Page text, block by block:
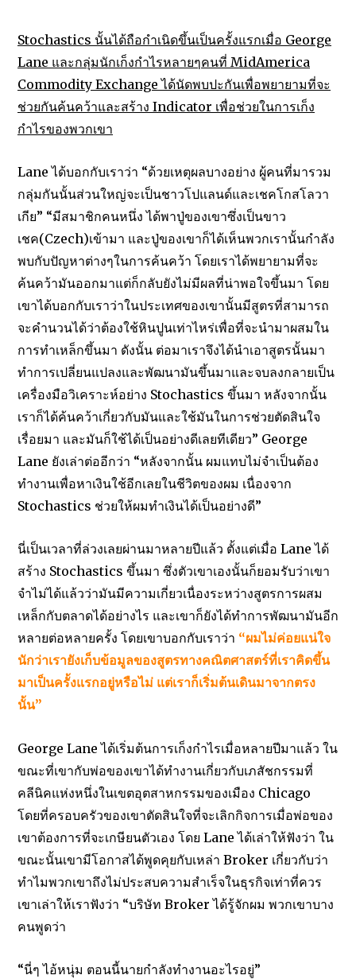
Stochastics นั้นได้ถือกำเนิดขึ้นเป็นครั้งแรกเมื่อ George
Lane และกลุ่มนักเก็งกำไรหลายๆคนที่ MidAmerica
Commodity Exchange ได้นัดพบปะกันเพื่อพยายามที่จะ
ช่วยกันค้นคว้าและสร้าง Indicator เพื่อช่วยในการเก็ง
กำไรของพวกเขา
Lane ได้บอกกับเราว่า “ด้วยเหตุผลบางอย่าง ผู้คนที่มารวม
กลุ่มกันนั้นส่วนใหญ่จะเป็นชาวโปแลนด์และเชคโกสโลวา
เกีย” “มีสมาชิกคนหนึ่ง ได้พาปู่ของเขาซึ่งเป็นขาว
เชค(Czech)เข้ามา และปู่ของเขาก็ได้เห็นพวกเรานั้นกำลัง
พบกับปัญหาต่างๆในการค้นคว้า โดยเราได้พยายามที่จะ
ค้นคว้ามันออกมาแต่ก็กลับยังไม่มีผลที่น่าพอใจขึ้นมา โดย
เขาได้บอกกับเราว่าในประเทศของเขานั้นมีสูตรที่สามารถ
จะคำนวนได้ว่าต้องใช้หินปูนเท่าไหร่เพื่อที่จะนำมาผสมใน
การทำเหล็กขึ้นมา ดังนั้น ต่อมาเราจึงได้นำเอาสูตรนั้นมา
ทำการเปลี่ยนแปลงและพัฒนามันขึ้นมาและจบลงกลายเป็น
เครื่องมือวิเคราะห์อย่าง Stochastics ขึ้นมา หลังจากนั้น
เราก็ได้ค้นคว้าเกี่ยวกับมันและใช้มันในการช่วยตัดสินใจ
เรื่อยมา และมันก็ใช้ได้เป็นอย่างดีเลยทีเดียว” George
Lane ยังเล่าต่ออีกว่า “หลังจากนั้น ผมแทบไม่จำเป็นต้อง
ทำงานเพื่อหาเงินใช้อีกเลยในชีวิตของผม เนื่องจาก
Stochastics ช่วยให้ผมทำเงินได้เป็นอย่างดี”
นี่เป็นเวลาที่ล่วงเลยผ่านมาหลายปีแล้ว ตั้งแต่เมื่อ Lane ได้
สร้าง Stochastics ขึ้นมา ซึ่งตัวเขาเองนั้นก็ยอมรับว่าเขา
จำไม่ได้แล้วว่ามันมีความเกี่ยวเนื่องระหว่างสูตรการผสม
เหล็กกับตลาดได้อย่างไร และเขาก็ยังได้ทำการพัฒนามันอีก
หลายต่อหลายครั้ง โดยเขาบอกกับเราว่า “ผมไม่ค่อยแน่ใจ
นักว่าเรายังเก็บข้อมูลของสูตรทางคณิตศาสตร์ที่เราคิดขึ้น
มาเป็นครั้งแรกอยู่หรือไม่ แต่เราก็เริ่มต้นเดินมาจากตรง
นั้น”
George Lane ได้เริ่มต้นการเก็งกำไรเมื่อหลายปีมาแล้ว ใน
ขณะที่เขากับพ่อของเขาได้ทำงานเกี่ยวกับเภสัชกรรมที่
คลีนิคแห่งหนึ่งในเขตอุตสาหกรรมของเมือง Chicago
โดยที่ครอบครัวของเขาตัดสินใจที่จะเลิกกิจการเมื่อพ่อของ
เขาต้องการที่จะเกษียนตัวเอง โดย Lane ได้เล่าให้ฟังว่า ใน
ขณะนั้นเขามีโอกาสได้พูดคุยกับเหล่า Broker เกี่ยวกับว่า
ทำไมพวกเขาถึงไม่ประสบความสำเร็จในธุรกิจเท่าที่ควร
เขาเล่าให้เราฟังว่า “บริษัท Broker ได้รู้จักผม พวกเขาบาง
คนพูดว่า
“นี่ๆ ไอ้หนุ่ม ตอนนี้นายกำลังทำงานอะไรอยู่”